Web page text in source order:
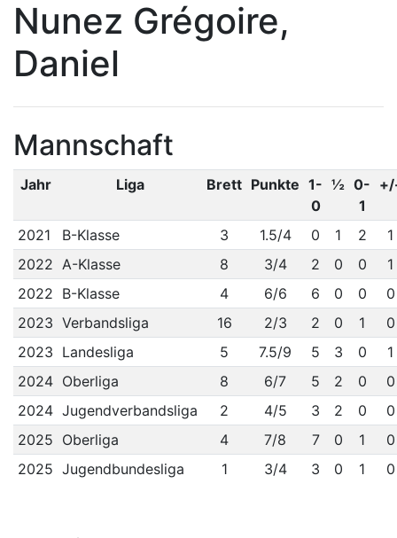
Nunez Grégoire,
Daniel
Mannschaft
Jahr Liga Brett Punkte 1-
0
½ 0-
1
2021 B-Klasse 3 1.5/4 0 1 2
1
2022 A-Klasse 8 3/4 2 0 0
1
2022 B-Klasse 4 6/6 6 0 0
0
2023 Verbandsliga 16 2/3 2 0 1
0
2023 Landesliga 5 7.5/9 5 3 0
1
2024 Oberliga 8 6/7 5 2 0
0
2024 Jugendverbandsliga 2 4/5 3 2 0
0
2025 Oberliga 4 7/8 7 0 1
0
2025 Jugendbundesliga 1 3/4 3 0 1 0